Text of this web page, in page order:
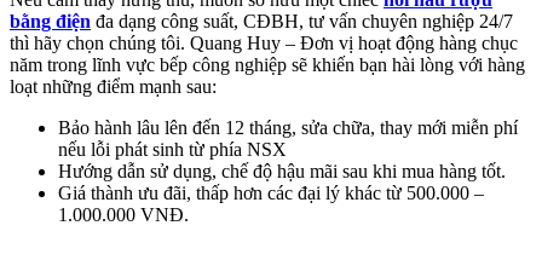
bằng điện đa dạng công suất, CĐBH, tư vấn chuyên nghiệp 24/7
thì hãy chọn chúng tôi. Quang Huy – Đơn vị hoạt động hàng chục
năm trong lĩnh vực bếp công nghiệp sẽ khiến bạn hài lòng với hàng
loạt những điểm mạnh sau:
Bảo hành lâu lên đến 12 tháng, sửa chữa, thay mới miễn phí
nếu lỗi phát sinh từ phía NSX
Hướng dẫn sử dụng, chế độ hậu mãi sau khi mua hàng tốt.
Giá thành ưu đãi, thấp hơn các đại lý khác từ 500.000 –
1.000.000 VNĐ.